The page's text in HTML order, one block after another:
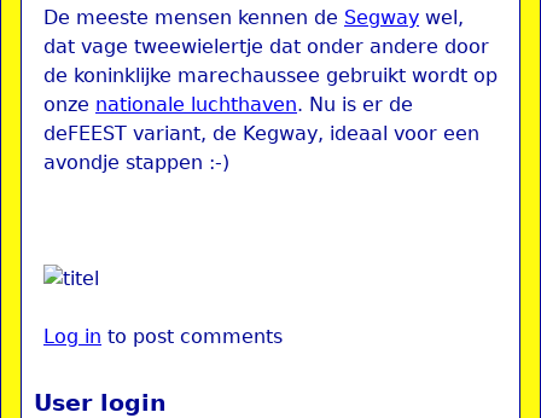
De meeste mensen kennen de Segway wel,
dat vage tweewielertje dat onder andere door
de koninklijke marechaussee gebruikt wordt op
onze nationale luchthaven. Nu is er de
deFEEST variant, de Kegway, ideaal voor een
avondje stappen :-)
Log in to post comments
User login